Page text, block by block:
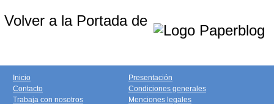
Volver a la Portada de
Inicio
Contacto
Trabaja con nosotros
Presentación
Condiciones generales
Menciones legales